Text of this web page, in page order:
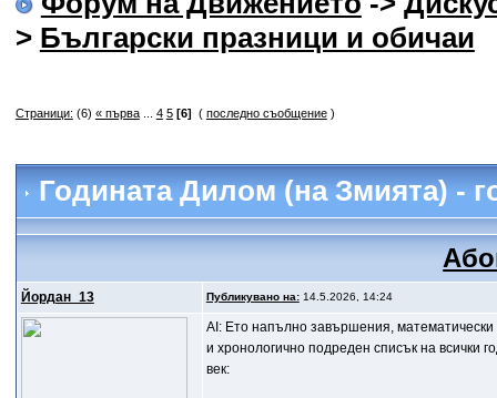
> Български празници и обичаи
Страници: (6) « първа... 4 5 [6] ( последно съобщение)
Годината Дилом (на Змията) -
Йордан_13 Публикувано на:14.5.2026, 14:24
AI: Ето напълно завършения,
и хронологично подреден списък на всички
век: